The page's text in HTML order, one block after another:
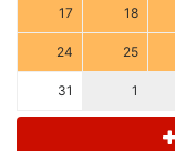
17 18
24 25
31 1